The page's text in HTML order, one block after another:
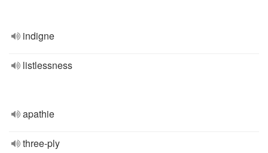
indigne
listlessness
apathie
three-ply